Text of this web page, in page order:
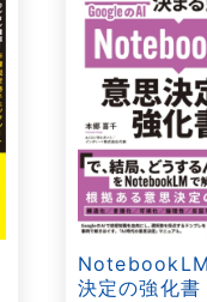
決定の強化書